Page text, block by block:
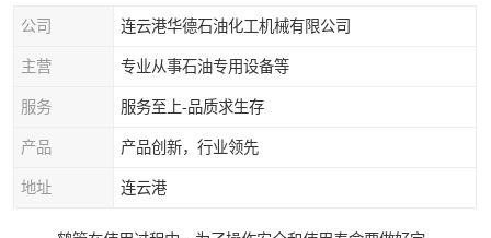
公司 连云港华德石油化工机械有限公司
主营 专业从事石油专用设备等
服务 服务至上-品质求生存
产品 产品创新，行业领先
地址 连云港